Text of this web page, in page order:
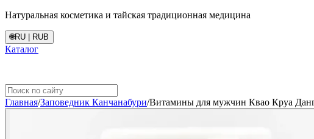
Натуральная косметика и тайская традиционная медицина
🌐RU | RUB
Каталог
Главная/Заповедник Канчанабури/Витамины для мужчин Квао Круа